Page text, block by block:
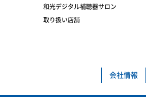
和光デジタル補聴器サロン
取り扱い店舗
会社情報